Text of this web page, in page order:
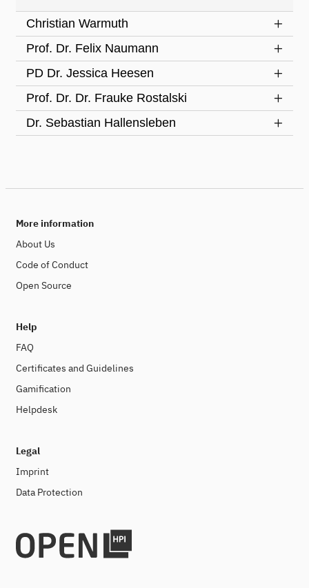
Christian Warmuth
Prof. Dr. Felix Naumann
PD Dr. Jessica Heesen
Prof. Dr. Dr. Frauke Rostalski
Dr. Sebastian Hallensleben
More information
About Us
Code of Conduct
Open Source
Help
FAQ
Certificates and Guidelines
Gamification
Helpdesk
Legal
Imprint
Data Protection